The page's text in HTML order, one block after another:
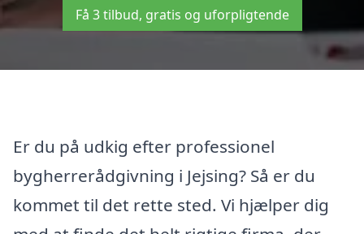
Få 3 tilbud, gratis og uforpligtende
Er du på udkig efter professionel
bygherrerådgivning i Jejsing? Så er du
kommet til det rette sted. Vi hjælper dig